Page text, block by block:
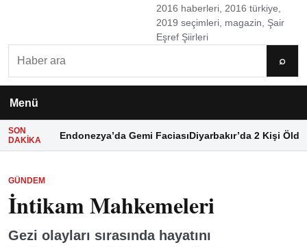
2016 haberleri, 2016 türkiye,
2019 seçimleri, magazin, Şair
Eşref Şiirleri
⌕
Menü
SON
DAKIKA
Endonezya’da Gemi FaciasıDiyarbakır’da 2 Kişi Öldü
GÜNDEM
İntikam Mahkemeleri
Gezi olayları sırasında hayatını